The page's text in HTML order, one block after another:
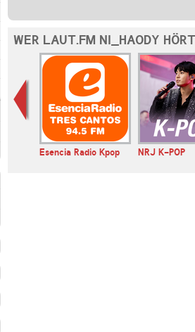
WER LAUT.FM NI_HAODY
Esencia Radio Kpop NRJ K-POP